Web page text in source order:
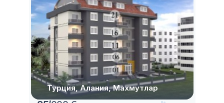
Турция, Алания, Махмутлар